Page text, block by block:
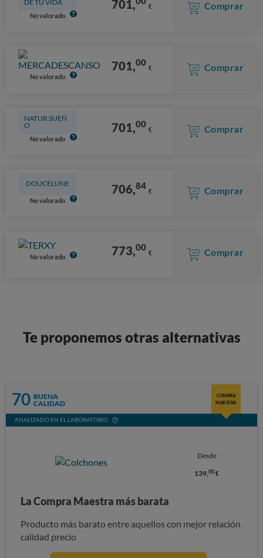
DE TU VIDA
No valorado
701, € Comprar
No valorado
701,00 € Comprar
NATUR SUEÑ
O
No valorado
701,00 € Comprar
DOUCELUNE
No valorado
706,84 € Comprar
No valorado 773,00 € Comprar
Te proponemos otras alternativas
70 BUENA
CALIDAD
COMPRA
MAESTRA
ANALIZADO EN EL LABORATORIO
Desde
139,00 €
La Compra Maestra más barata
Producto más barato entre aquellos con mejor relación
calidad precio